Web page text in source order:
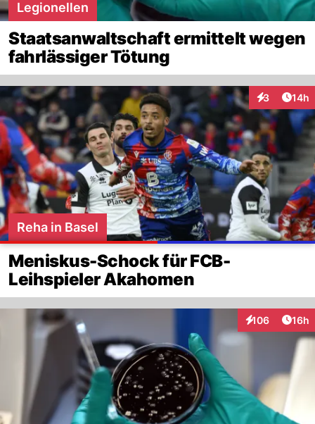
Legionellen
Staatsanwaltschaft ermittelt wegen
fahrlässiger Tötung
3
Interaktionen
14h
Reha in Basel
Meniskus-Schock für FCB-
Leihspieler Akahomen
106
Interaktionen
16h